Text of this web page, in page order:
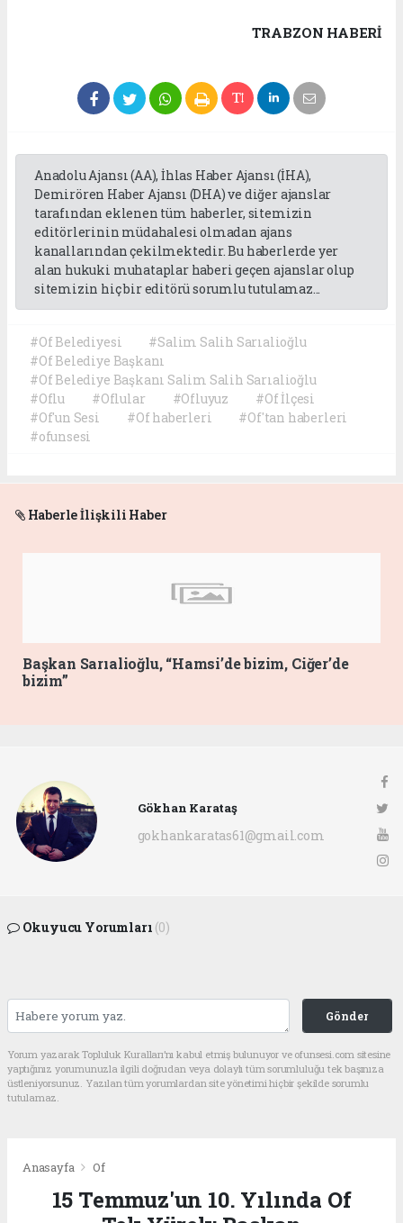
TRABZON HABERİ
Anadolu Ajansı (AA), İhlas Haber Ajansı (İHA),
Demirören Haber Ajansı (DHA) ve diğer ajanslar
tarafından eklenen tüm haberler, sitemizin
editörlerinin müdahalesi olmadan ajans
kanallarından çekilmektedir. Bu haberlerde yer
alan hukuki muhataplar haberi geçen ajanslar olup
sitemizin hiç bir editörü sorumlu tutulamaz...
#Of Belediyesi
#Salim Salih Sarıalioğlu
#Of Belediye Başkanı
#Of Belediye Başkanı Salim Salih Sarıalioğlu
#Oflu
#Oflular #Ofluyuz
#Of İlçesi
#Of'un Sesi
#Of haberleri
#Of'tan haberleri
#ofunsesi
Haberle İlişkili Haber
Başkan Sarıalioğlu, “Hamsi’de bizim, Ciğer’de
bizim”
Gökhan Karataş
gokhankaratas61@gmail.com
Okuyucu Yorumları (0)
Gönder
Yorum yazarak Topluluk Kuralları’nı kabul etmiş bulunuyor ve ofunsesi.com sitesine
yaptığınız yorumunuzla ilgili doğrudan veya dolaylı tüm sorumluluğu tek başınıza
üstleniyorsunuz. Yazılan tüm yorumlardan site yönetimi hiçbir şekilde sorumlu
tutulamaz.
Anasayfa Of
15 Temmuz'un 10. Yılında Of